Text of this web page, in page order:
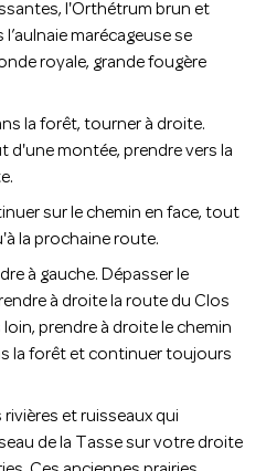
l'Orthétrum brun et
marécageuse se
royale, grande fougère
la forêt, tourner à droite.
montée, prendre vers la
sur le chemin en face, tout
la prochaine route.
à gauche. Dépasser le
à droite la route du Clos
prendre à droite le chemin
la forêt et continuer toujours
et ruisseaux qui
de la Tasse sur votre droite